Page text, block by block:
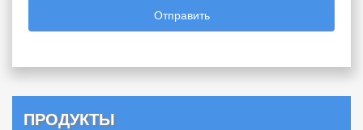
Отправить
ПРОДУКТЫ